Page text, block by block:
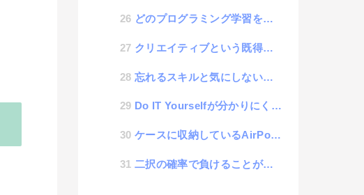
どのプログラミング学習を勉強すればいいか判断してくれるチェックリスト
クリエイティブという既得権益
忘れるスキルと気にしないスキル
Do IT Yourselfが分かりにくいのでDo Digital Yourselfと言ってみる
ケースに収納しているAirPodsProがiPhoneにアクセスしてきた怖い話
二択の確率で負けることが多い話